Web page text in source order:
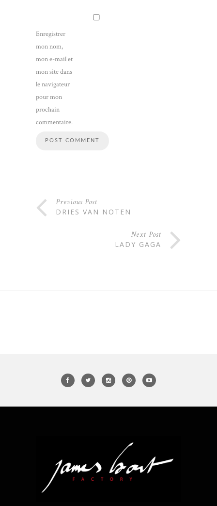
Enregistrer
mon nom,
mon e-mail et
mon site dans
le navigateur
pour mon
prochain
commentaire.
Previous Post
DRIES VAN NOTEN
Next Post
LADY GAGA